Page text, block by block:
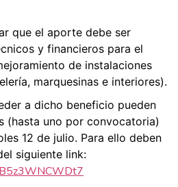
que el aporte debe ser
y financieros para el
de instalaciones
marquesinas e interiores).
a dicho beneficio pueden
(hasta uno por convocatoria)
12 de julio. Para ello deben
siguiente link: